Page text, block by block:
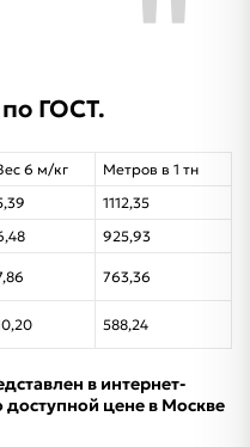
ГОСТ.
6 м/кг
Метров в 1 тн
1112,35
925,93
763,36
588,24
в интернет-
доступной цене в Москве